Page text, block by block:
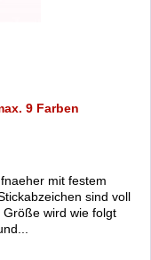
9 Farben
mit festem
sind voll
wird wie folgt